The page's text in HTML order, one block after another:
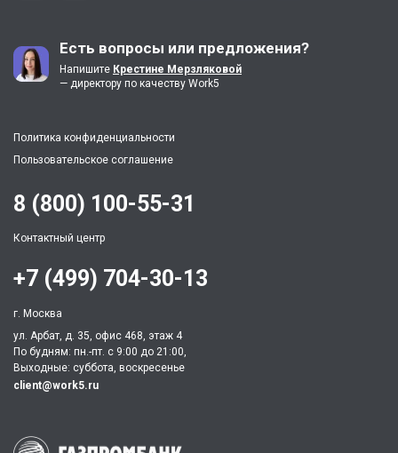
Есть вопросы или предложения?
Напишите Крестине Мерзляковой
— директору по качеству Work5
Политика конфиденциальности
Пользовательское соглашение
8 (800) 100-55-31
Контактный центр
+7 (499) 704-30-13
г. Москва
ул. Арбат, д. 35, офис 468, этаж 4
По будням: пн.-пт. c 9:00 до 21:00,
Выходные: суббота, воскресенье
client@work5.ru